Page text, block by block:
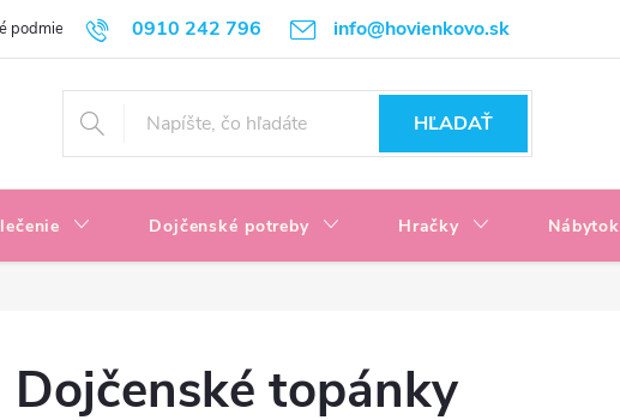
0910 242 796 info@hovienkovo.sk
podmienky Podmienky ochrany osobných údajov Reklamačné podmienky
HĽADAŤ
Dojčenské potreby Hračky Nábytok
Dojčenské topánky